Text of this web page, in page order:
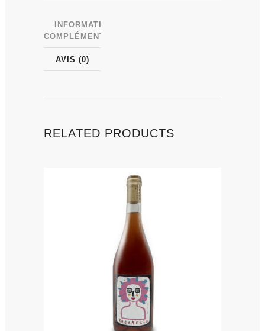
INFORMATIONS
COMPLÉMENTAIRES
AVIS (0)
RELATED PRODUCTS